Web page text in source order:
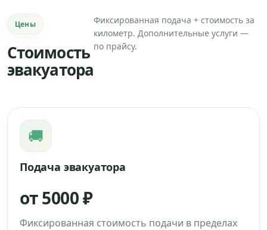
Цены
Стоимость
эвакуатора
Фиксированная подача + стоимость за
километр. Дополнительные услуги —
по прайсу.
🚚
Подача эвакуатора
от 5000 ₽
Фиксированная стоимость подачи в пределах